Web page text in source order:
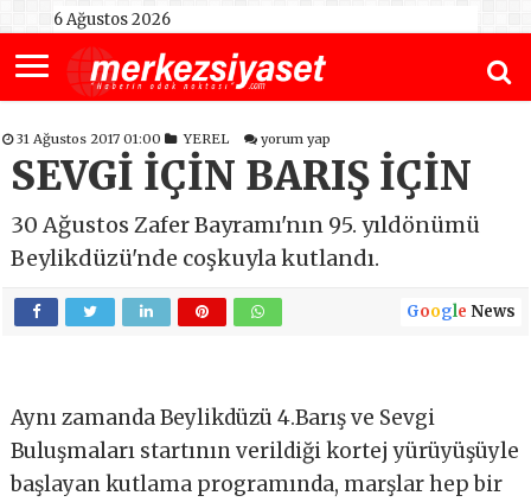
6 Ağustos 2026
31 Ağustos 2017 01:00 YEREL yorum yap
SEVGİ İÇİN BARIŞ İÇİN
30 Ağustos Zafer Bayramı'nın 95. yıldönümü
Beylikdüzü'nde coşkuyla kutlandı.
Google News
Aynı zamanda Beylikdüzü 4.Barış ve Sevgi
Buluşmaları startının verildiği kortej yürüyüşüyle
başlayan kutlama programında, marşlar hep bir